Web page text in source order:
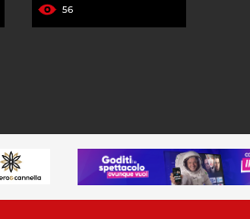
56